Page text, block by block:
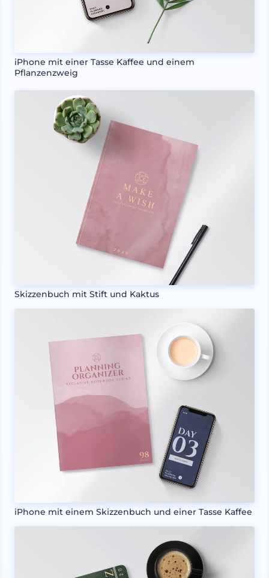
iPhone mit einer Tasse Kaffee und einem
Pflanzenzweig
Skizzenbuch mit Stift und Kaktus
iPhone mit einem Skizzenbuch und einer Tasse Kaffee